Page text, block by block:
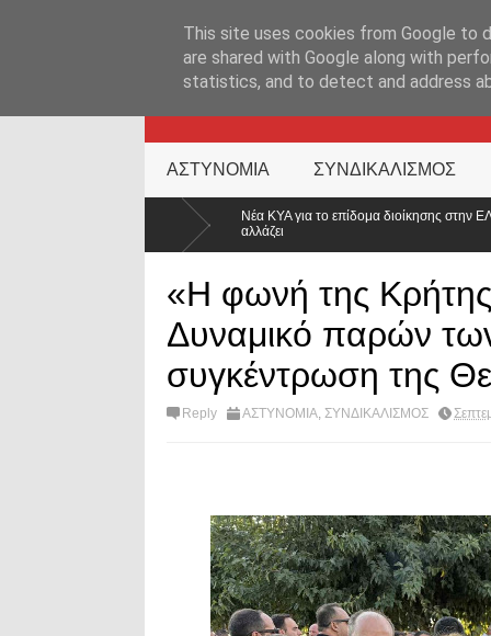
KATEHACKER
ΑΣΤΥΝΟΜΙΑ ΣΥΝΔΙΚΑΛΙΣΜΟΣ
Νέα ΚΥΑ για το επίδομα διοίκησης στην ΕΛ.ΑΣ.: Διευρύνονται οι δικαιούχοι –
«Η φωνή της
Δυναμικό παρών
συγκέντρωση της
Reply ΑΣΤΥΝΟΜΙΑ, ΣΥΝΔΙΚΑΛΙΣΜΟΣ
This site uses cookies from Google to
are shared with Google along with
statistics, and to detect and address